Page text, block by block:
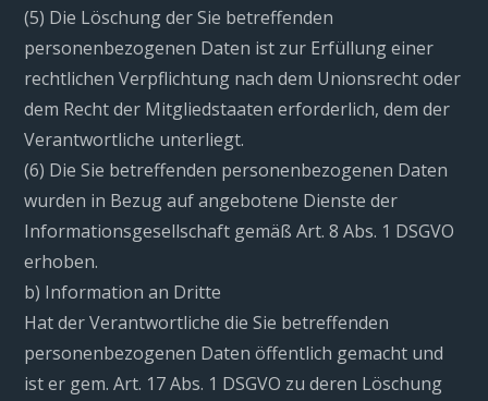
(5) Die Löschung der Sie betreffenden
personenbezogenen Daten ist zur Erfüllung einer
rechtlichen Verpflichtung nach dem Unionsrecht oder
dem Recht der Mitgliedstaaten erforderlich, dem der
Verantwortliche unterliegt.
(6) Die Sie betreffenden personenbezogenen Daten
wurden in Bezug auf angebotene Dienste der
Informationsgesellschaft gemäß Art. 8 Abs. 1 DSGVO
erhoben.
b) Information an Dritte
Hat der Verantwortliche die Sie betreffenden
personenbezogenen Daten öffentlich gemacht und
ist er gem. Art. 17 Abs. 1 DSGVO zu deren Löschung